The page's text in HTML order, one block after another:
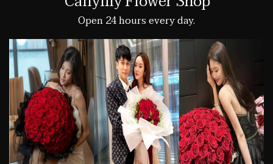
Open 24 hours every day.